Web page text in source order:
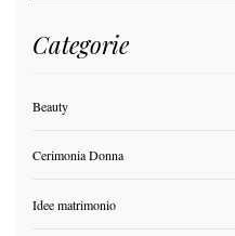
Categorie
Beauty
Cerimonia Donna
Idee matrimonio